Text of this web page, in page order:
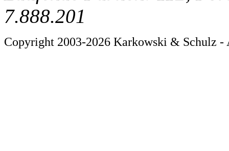
7.888.201
Copyright 2003-2026 Karkowski & Schulz